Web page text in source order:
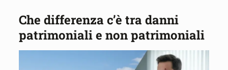
Che differenza c’è tra danni
patrimoniali e non patrimoniali